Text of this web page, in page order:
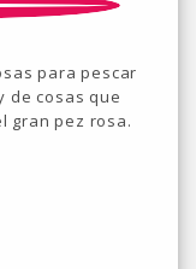
para pescar
de cosas que
gran pez rosa.